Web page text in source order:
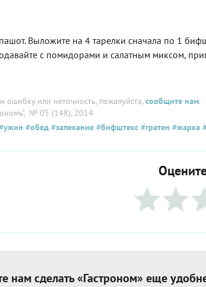
Выложите на 4 тарелки сначала по 1
с помидорами и салатным миксом,
ошибку или неточность, пожалуйста,сообщите нам.
, № 05 (148), 2014
#обед #запекание #бифштекс #гратен #жарка
нам сделать «Гастроном» еще